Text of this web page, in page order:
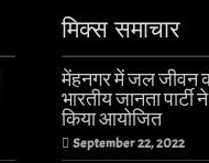
मिक्स समाचार
मेंहनगर में जल जीवन
भारतीय जानता
किया आयोजित
September 22, 2022